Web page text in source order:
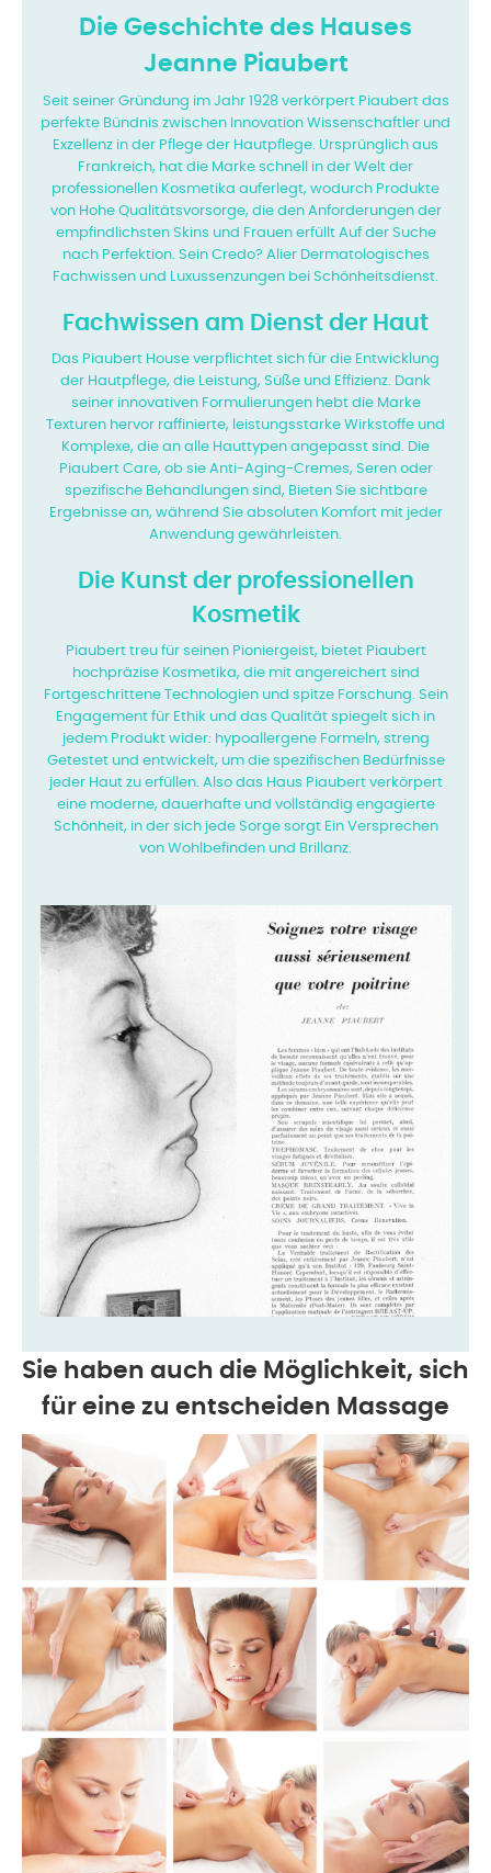
Die Geschichte des Hauses
Jeanne Piaubert
Seit seiner Gründung im Jahr 1928 verkörpert Piaubert das
perfekte Bündnis zwischen Innovation Wissenschaftler und
Exzellenz in der Pflege der Hautpflege. Ursprünglich aus
Frankreich, hat die Marke schnell in der Welt der
professionellen Kosmetika auferlegt, wodurch Produkte
von Hohe Qualitätsvorsorge, die den Anforderungen der
empfindlichsten Skins und Frauen erfüllt Auf der Suche
nach Perfektion. Sein Credo? Alier Dermatologisches
Fachwissen und Luxussenzungen bei Schönheitsdienst.
Fachwissen am Dienst der Haut
Das Piaubert House verpflichtet sich für die Entwicklung
der Hautpflege, die Leistung, Süße und Effizienz. Dank
seiner innovativen Formulierungen hebt die Marke
Texturen hervor raffinierte, leistungsstarke Wirkstoffe und
Komplexe, die an alle Hauttypen angepasst sind. Die
Piaubert Care, ob sie Anti-Aging-Cremes, Seren oder
spezifische Behandlungen sind, Bieten Sie sichtbare
Ergebnisse an, während Sie absoluten Komfort mit jeder
Anwendung gewährleisten.
Die Kunst der professionellen
Kosmetik
Piaubert treu für seinen Pioniergeist, bietet Piaubert
hochpräzise Kosmetika, die mit angereichert sind
Fortgeschrittene Technologien und spitze Forschung. Sein
Engagement für Ethik und das Qualität spiegelt sich in
jedem Produkt wider: hypoallergene Formeln, streng
Getestet und entwickelt, um die spezifischen Bedürfnisse
jeder Haut zu erfüllen. Also das Haus Piaubert verkörpert
eine moderne, dauerhafte und vollständig engagierte
Schönheit, in der sich jede Sorge sorgt Ein Versprechen
von Wohlbefinden und Brillanz.
Sie haben auch die Möglichkeit, sich
für eine zu entscheiden Massage